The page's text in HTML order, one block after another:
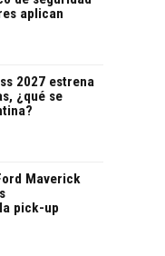
aplican
2027 estrena
¿qué se
Maverick
pick-up